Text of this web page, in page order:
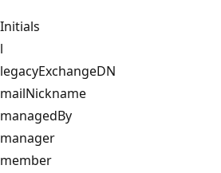
Initials
l
legacyExchangeDN
mailNickname
managedBy
manager
member